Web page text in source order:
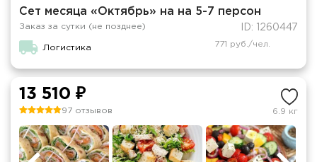
Сет месяца «Октябрь» на на 5-7 персон
Заказ за сутки (не позднее) ID: 1260447
Логистика 771 руб./чел.
13 510 ₽
97 отзывов 6.9 кг